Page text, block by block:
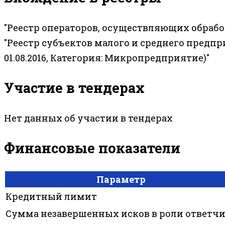
"Реестр операторов, осуществляющих
"Реестр субъектов малого и среднего
01.08.2016, Категория: Микропредприятие)"
Участие в тендерах
Нет данных об участии в тендерах
Финансовые показатели
Параметр
Кредитный лимит
Сумма незавершенных исков в роли